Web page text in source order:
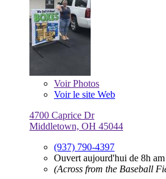
VoirPhotos
Voir le site Web
4700 Caprice Dr
Middletown, OH 45044
(937) 790-4397
Ouvert aujourd'hui de 8h
(Across from the Baseball